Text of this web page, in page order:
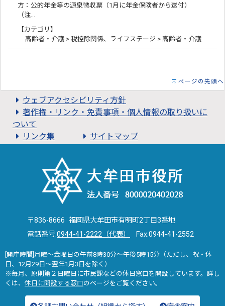
方：公的年金等の源泉徴収票（1月に年金保険者から送付）
（注…
【カテゴリ】
高齢者・介護 > 税控除関係、ライフステージ > 高齢者・介護
ページの先頭へ
ウェブアクセシビリティ方針
著作権・リンク・免責事項・個人情報の取り扱いに
ついて
リンク集
サイトマップ
〒836-8666 福岡県大牟田市有明町2丁目3番地
電話番号:0944-41-2222（代表） Fax:0944-41-2552
[開庁時間]月曜～金曜日の午前8時30分～午後5時15分（ただし、祝・休
日、12月29日～翌年1月3日を除く）
※毎月、原則第２日曜日に市民課などの休日窓口を開設しています。詳し
くは、 休日に開設する窓口のページをご覧ください。